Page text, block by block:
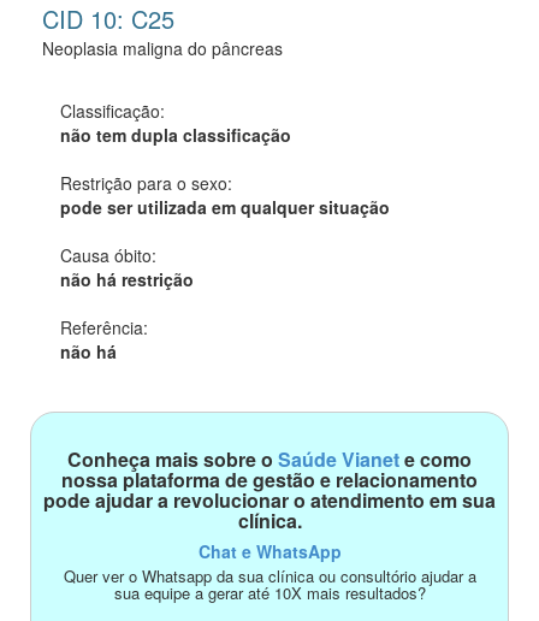
CID 10: C25
Neoplasia maligna do pâncreas
Classificação:
não tem dupla classificação
Restrição para o sexo:
pode ser utilizada em qualquer situação
Causa óbito:
não há restrição
Referência:
não há
Conheça mais sobre o Saúde Vianete como
nossa plataforma de gestão e relacionamento
pode ajudar a revolucionar o atendimento em sua
clínica.
Chat e WhatsApp
Quer ver o Whatsapp da sua clínica ou consultório ajudar a
sua equipe a gerar até 10X mais resultados?